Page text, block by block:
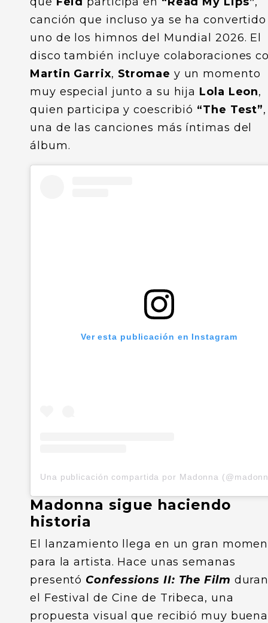
canción que incluso ya se ha
uno de los himnos del Mundial 2026. El
disco también incluye colaboraciones
Martin Garrix, Stromae y un momento
muy especial junto a su hija Lola Leon,
quien participa y coescribió “The Test”,
una de las canciones más íntimas del
álbum.
Ver esta publicación en Instagram
Una publicación compartida por Madonna
Madonna sigue haciendo
historia
El lanzamiento llega en un gran
para la artista. Hace unas semanas
presentó Confessions II: The Film
el Festival de Cine de Tribeca, una
propuesta visual que recibió muy